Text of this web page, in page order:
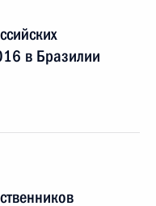
в Бразилии